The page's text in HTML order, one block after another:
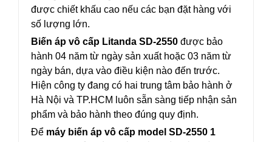
được chiết khấu cao nếu các bạn đặt hàng với
số lượng lớn.
Biến áp vô cấp Litanda SD-2550 được bảo
hành 04 năm từ ngày sản xuất hoặc 03 năm từ
ngày bán, dựa vào điều kiện nào đến trước.
Hiện công ty đang có hai trung tâm bảo hành ở
Hà Nội và TP.HCM luôn sẵn sàng tiếp nhận sản
phẩm và bảo hành theo đúng quy định.
Để máy biến áp vô cấp model SD-2550 1